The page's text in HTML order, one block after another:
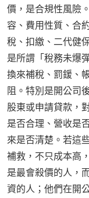
價，是合規性風險
容、費用性質、合
稅、扣繳、二代健
是所謂「稅務未爆
換來補稅、罰鍰、
阻。特別是開公司
股東或申請貸款，
是否合理、營收是
來是否清楚。若這
補救，不只成本高
是最會殺價的人，
資的人；他們在開